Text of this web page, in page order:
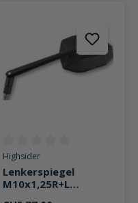
von 5 Sternen
Durchschnittliche Bewertung
Highsider
Lenkerspiegel
M10x1,25R+L